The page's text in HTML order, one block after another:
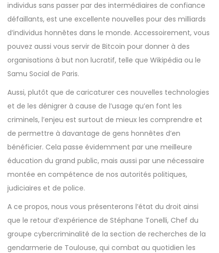
individus sans passer par des intermédiaires de confiance
défaillants, est une excellente nouvelles pour des milliards
d’individus honnêtes dans le monde. Accessoirement, vous
pouvez aussi vous servir de Bitcoin pour donner à des
organisations à but non lucratif, telle que Wikipédia ou le
Samu Social de Paris.
Aussi, plutôt que de caricaturer ces nouvelles technologies
et de les dénigrer à cause de l’usage qu’en font les
criminels, l’enjeu est surtout de mieux les comprendre et
de permettre à davantage de gens honnêtes d’en
bénéficier. Cela passe évidemment par une meilleure
éducation du grand public, mais aussi par une nécessaire
montée en compétence de nos autorités politiques,
judiciaires et de police.
A ce propos, nous vous présenterons l’état du droit ainsi
que le retour d’expérience de Stéphane Tonelli, Chef du
groupe cybercriminalité de la section de recherches de la
gendarmerie de Toulouse, qui combat au quotidien les